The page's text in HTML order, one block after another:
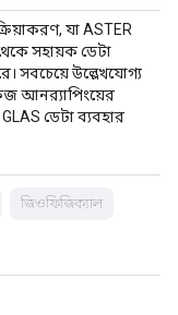
যা ASTER
সহায়ক ডেটা
সবচেয়ে উল্লেখযোগ্য
আনর‍্যাপিংয়ের
ডেটা ব্যবহার
জিওফিজিক্যাল